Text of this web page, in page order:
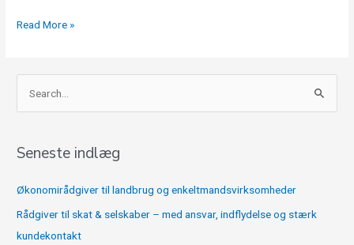
Read More »
e
Seneste indlæg
Økonomirådgiver til landbrug og enkeltmandsvirksomheder
Rådgiver til skat & selskaber – med ansvar, indflydelse og stærk
kundekontakt